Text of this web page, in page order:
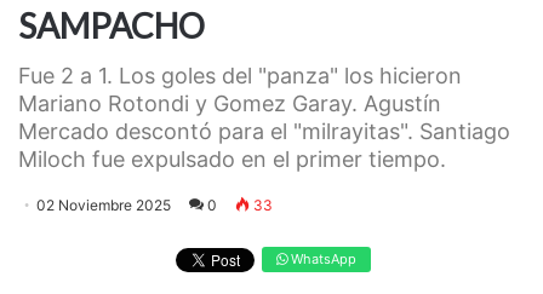
SAMPACHO
Fue 2 a 1. Los goles del "panza" los hicieron
Mariano Rotondi y Gomez Garay. Agustín
Mercado descontó para el "milrayitas". Santiago
Miloch fue expulsado en el primer tiempo.
02 Noviembre 2025 0 33
WhatsApp